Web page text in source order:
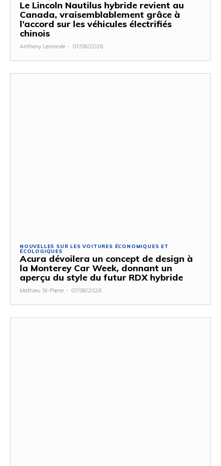
Le Lincoln Nautilus hybride revient au
Canada, vraisemblablement grâce à
l’accord sur les véhicules électrifiés
chinois
Anthony Lemonde - 07/08/2026
NOUVELLES SUR LES VOITURES ÉCONOMIQUES ET
ÉCOLOGIQUES
Acura dévoilera un concept de design à
la Monterey Car Week, donnant un
aperçu du style du futur RDX hybride
Mathieu St-Pierre - 07/08/2026